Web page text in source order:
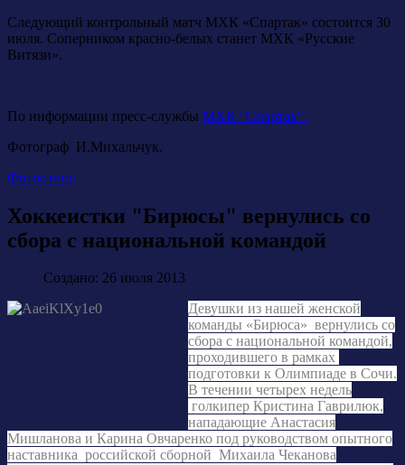
Следующий контрольный матч МХК «Спартак» состоится 30
июля. Соперником красно-белых станет МХК «Русские
Витязи».
По информации пресс-службы МХК "Спартак".
Фотограф И.Михальчук.
Фотоотчет.
Хоккеистки "Бирюсы" вернулись со
сбора с национальной командой
Создано: 26 июля 2013
Девушки из нашей женской
команды «Бирюса» вернулись со
сбора с национальной командой,
проходившего в рамках
подготовки к Олимпиаде в Сочи.
В течении четырех недель
голкипер Кристина Гаврилюк,
нападающие Анастасия
Мишланова и Карина Овчаренко под руководством опытного
наставника российской сборной Михаила Чеканова